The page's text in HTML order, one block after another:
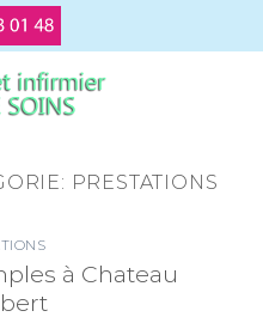
PRESTATIONS
à Chateau